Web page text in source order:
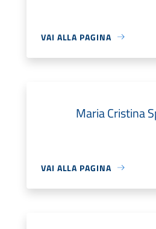
VAI ALLA PAGINA
Maria Cristina
VAI ALLA PAGINA